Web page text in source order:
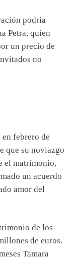
podría
Petra, quien
un precio de
no
febrero de
que su noviazgo
el matrimonio,
un acuerdo
amor del
de los
de euros.
Tamara